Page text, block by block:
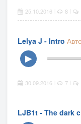
25.10.2016 8
Lelya J - Intro
▶
30.09.2016 7
LJB1t - The dark